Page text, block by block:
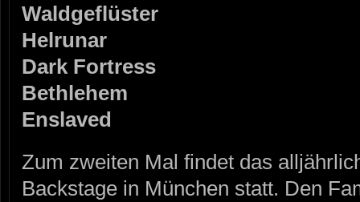
Waldgeflüster
Helrunar
Dark Fortress
Bethlehem
Enslaved
Zum zweiten Mal findet das
Backstage in München statt. Den